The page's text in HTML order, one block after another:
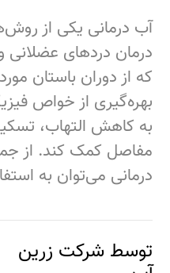
آب درمانی یکی از
درمان دردهای
که از دوران باستان
بهره‌گیری از خواص
به کاهش التهاب،
مفاصل کمک کند. از
درمانی می‌توان به
توسط شرکت زرین